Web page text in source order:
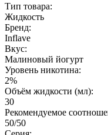
Тип товара:
Жидкость
Бренд:
Inflave
Вкус:
Малиновый йогурт
Уровень никотина:
2%
Объём жидкости (мл):
30
Рекомендуемое
50/50